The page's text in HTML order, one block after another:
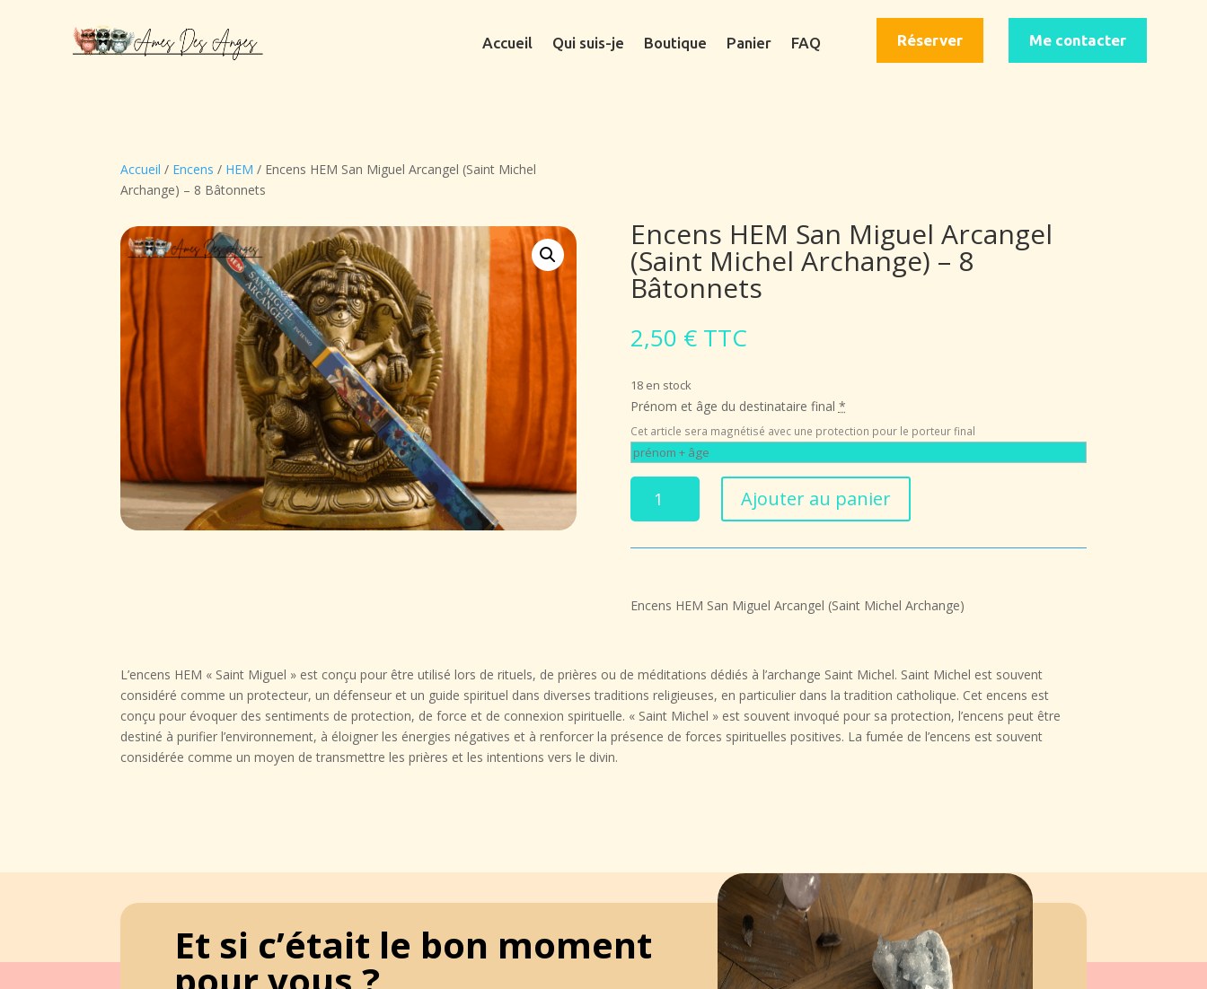
Accueil Qui suis-je Boutique Panier FAQ Réserver Me contacter
Accueil / Encens / HEM / Encens HEM San Miguel Arcangel (Saint Michel
Archange) – 8 Bâtonnets
Encens HEM San Miguel Arcangel
(Saint Michel Archange) – 8
Bâtonnets
2,50 € TTC
18 en stock
Prénom et âge du destinataire final *
Cet article sera magnétisé avec une protection pour le porteur final
quantité
Encens
HEM
Arcangel
Archange)
-
8
Bâtonnets
Ajouter au panier
Encens HEM San Miguel Arcangel (Saint Michel Archange)
L’encens HEM « Saint Miguel » est conçu pour être utilisé lors de rituels, de prières ou de méditations dédiés à l’archange Saint Michel. Saint Michel est souvent
considéré comme un protecteur, un défenseur et un guide spirituel dans diverses traditions religieuses, en particulier dans la tradition catholique. Cet encens est
conçu pour évoquer des sentiments de protection, de force et de connexion spirituelle. « Saint Michel » est souvent invoqué pour sa protection, l’encens peut être
destiné à purifier l’environnement, à éloigner les énergies négatives et à renforcer la présence de forces spirituelles positives. La fumée de l’encens est souvent
considérée comme un moyen de transmettre les prières et les intentions vers le divin.
Et si c’était le bon moment